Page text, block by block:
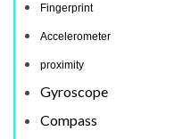
Fingerprint
Accelerometer
proximity
Gyroscope
Compass